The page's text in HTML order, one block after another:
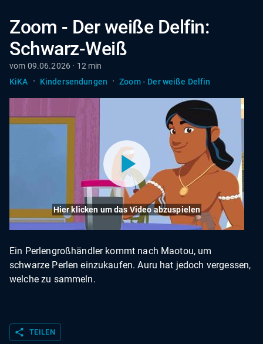
Zoom - Der weiße Delfin:
Schwarz-Weiß
vom 09.06.2026 · 12 min
KiKA
· Kindersendungen · Zoom - Der weiße Delfin
Hier klicken um das Video abzuspielen
Ein Perlengroßhändler kommt nach Maotou, um
schwarze Perlen einzukaufen. Auru hat jedoch vergessen,
welche zu sammeln.
share TEILEN